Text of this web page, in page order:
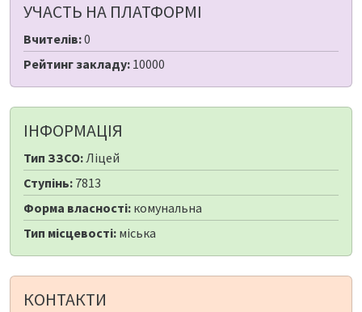
УЧАСТЬ НА ПЛАТФОРМІ
Вчителів:0
Рейтинг закладу: 10000
ІНФОРМАЦІЯ
Тип ЗЗСО:Ліцей
Ступінь: 7813
Форма власності: комунальна
Тип місцевості: міська
КОНТАКТИ